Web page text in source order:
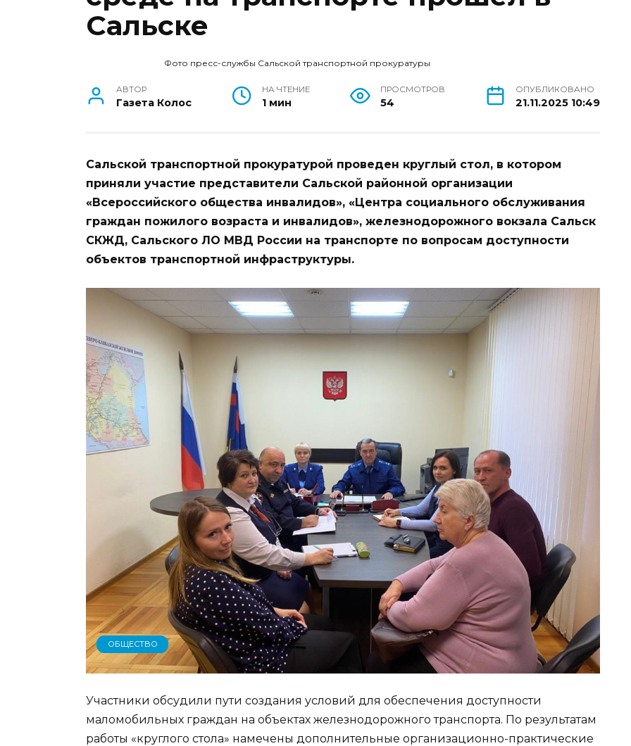
Сальске
Фото пресс-службы Сальской транспортной прокуратуры
АВТОР
Газета Колос
НА ЧТЕНИЕ
1 мин
ПРОСМОТРОВ
54
ОПУБЛИКОВАНО
21.11.2025 10:49
Сальской транспортной прокуратурой проведен круглый стол, в котором
приняли участие представители Сальской районной организации
«Всероссийского общества инвалидов», «Центра социального обслуживания
граждан пожилого возраста и инвалидов», железнодорожного вокзала Сальск
СКЖД, Сальского ЛО МВД России на транспорте по вопросам доступности
объектов транспортной инфраструктуры.
ОБЩЕСТВО
Участники обсудили пути создания условий для обеспечения доступности
маломобильных граждан на объектах железнодорожного транспорта. По результатам
работы «круглого стола» намечены дополнительные организационно-практические